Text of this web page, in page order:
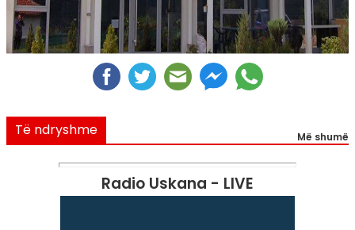
Të ndryshme Më shumë
Radio Uskana - LIVE